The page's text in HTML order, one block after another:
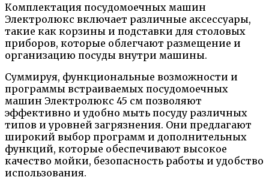
Комплектация посудомоечных машин
Электролюкс включает различные аксессуары,
такие как корзины и подставки для столовых
приборов, которые облегчают размещение и
организацию посуды внутри машины.
Суммируя, функциональные возможности и
программы встраиваемых посудомоечных
машин Электролюкс 45 см позволяют
эффективно и удобно мыть посуду различных
типов и уровней загрязнения. Они предлагают
широкий выбор программ и дополнительных
функций, которые обеспечивают высокое
качество мойки, безопасность работы и удобство
использования.